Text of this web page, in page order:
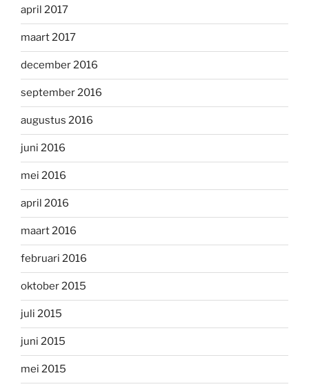
april 2017
maart 2017
december 2016
september 2016
augustus 2016
juni 2016
mei 2016
april 2016
maart 2016
februari 2016
oktober 2015
juli 2015
juni 2015
mei 2015